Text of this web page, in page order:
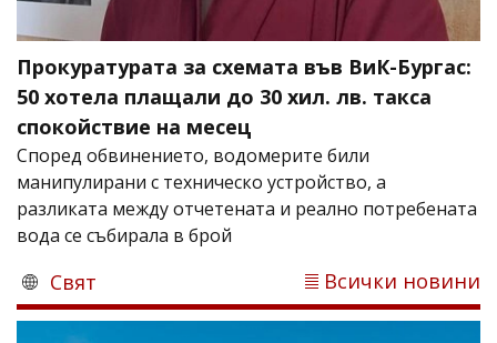
Прокуратурата за схемата във ВиК-Бургас:
50 хотела плащали до 30 хил. лв. такса
спокойствие на месец
Според обвинението, водомерите били
манипулирани с техническо устройство, а
разликата между отчетената и реално потребената
вода се събирала в брой
Свят Всички новини